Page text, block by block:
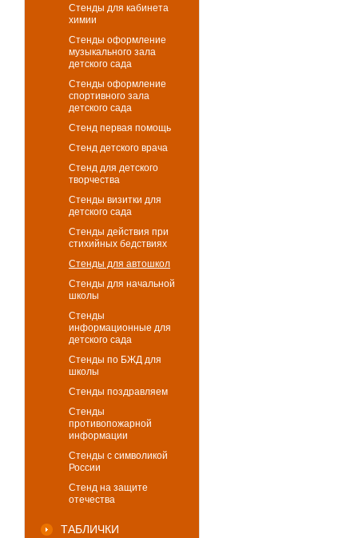
Стенды для кабинета
химии
Стенды оформление
музыкального зала
детского сада
Стенды оформление
спортивного зала
детского сада
Стенд первая помощь
Стенд детского врача
Стенд для детского
творчества
Стенды визитки для
детского сада
Стенды действия при
стихийных бедствиях
Стенды для автошкол
Стенды для начальной
школы
Стенды
информационные для
детского сада
Стенды по БЖД для
школы
Стенды поздравляем
Стенды
противопожарной
информации
Стенды с символикой
России
Стенд на защите
отечества
ТАБЛИЧКИ